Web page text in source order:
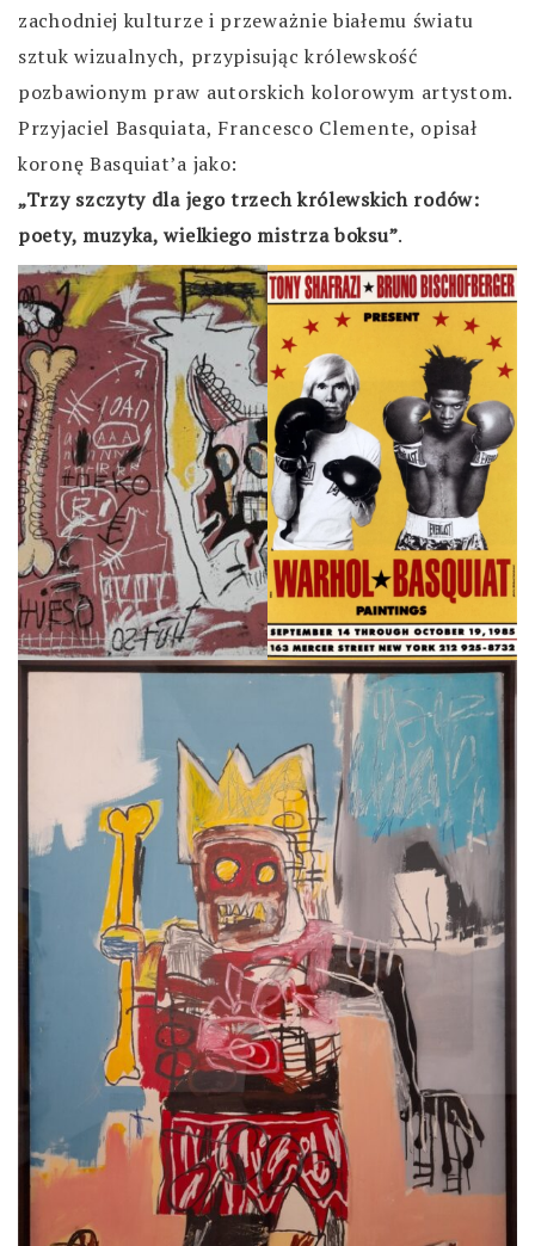
zachodniej kulturze i przeważnie białemu światu
sztuk wizualnych, przypisując królewskość
pozbawionym praw autorskich kolorowym artystom.
Przyjaciel Basquiata, Francesco Clemente, opisał
koronę Basquiat’a jako:
„Trzy szczyty dla jego trzech królewskich rodów:
poety, muzyka, wielkiego mistrza boksu”.